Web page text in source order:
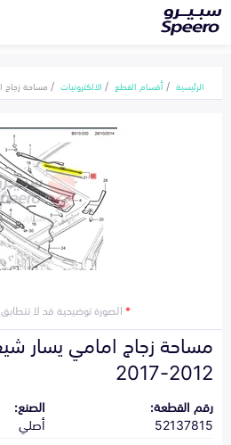
الرئيسية أقسام القطع الالكترونيات مساحة زجاج
*الصورة توضيحية قد لا
مساحة زجاج امامي يسار
2012-2017
رقم القطعة:
52137815
الصنع:
أصلي